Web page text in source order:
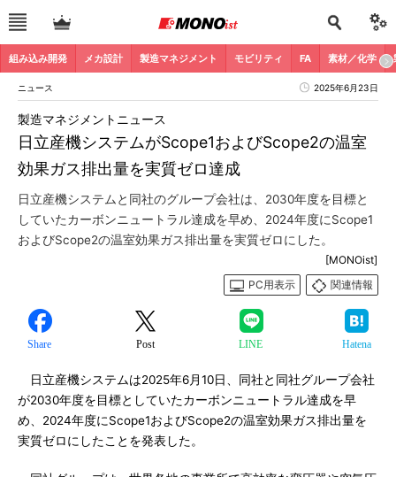
組み込み開発 メカ設計 製造マネジメント モビリティ FA 素材／化学
ニュース 2025年6月23日
日立産機システムがScope1およびScope2の温室
効果ガス排出量を実質ゼロ達成
製造マネジメントニュース
日立産機システムと同社のグループ会社は、2030年度を目標と
していたカーボンニュートラル達成を早め、2024年度にScope1
およびScope2の温室効果ガス排出量を実質ゼロにした。
[MONOist]
PC用表示
関連情報
Share Post LINE Hatena
日立産機システムは2025年6月10日、同社と同社グループ会社
が2030年度を目標としていたカーボンニュートラル達成を早
め、2024年度にScope1およびScope2の温室効果ガス排出量を
実質ゼロにしたことを発表した。